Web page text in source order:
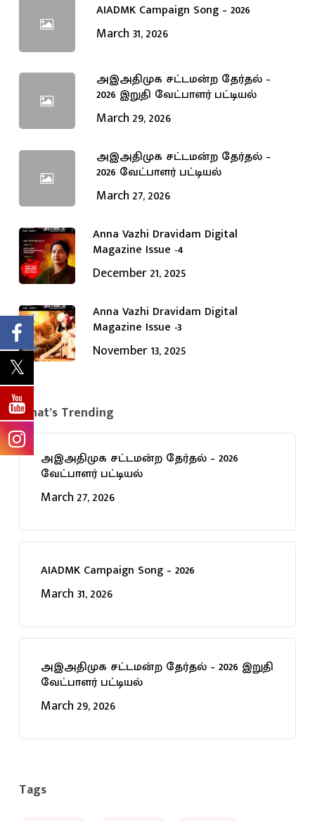
AIADMK Campaign Song – 2026
March 31, 2026
அஇஅதிமுக சட்டமன்ற தேர்தல் –
2026 இறுதி வேட்பாளர் பட்டியல்
March 29, 2026
அஇஅதிமுக சட்டமன்ற தேர்தல் –
2026 வேட்பாளர் பட்டியல்
March 27, 2026
Anna Vazhi Dravidam Digital
Magazine Issue -4
December 21, 2025
Anna Vazhi Dravidam Digital
Magazine Issue -3
November 13, 2025
What’s Trending
அஇஅதிமுக சட்டமன்ற தேர்தல் – 2026
வேட்பாளர் பட்டியல்
March 27, 2026
AIADMK Campaign Song – 2026
March 31, 2026
அஇஅதிமுக சட்டமன்ற தேர்தல் – 2026 இறுதி
வேட்பாளர் பட்டியல்
March 29, 2026
Tags